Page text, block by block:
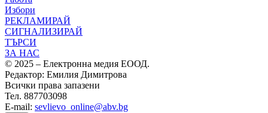
Избори
РЕКЛАМИРАЙ
СИГНАЛИЗИРАЙ
ТЪРСИ
ЗА НАС
© 2025 – Електронна медия ЕООД.
Редактор: Емилия Димитрова
Всички права запазени
Тел. 887703098
E-mail: sevlievo_online@abv.bg